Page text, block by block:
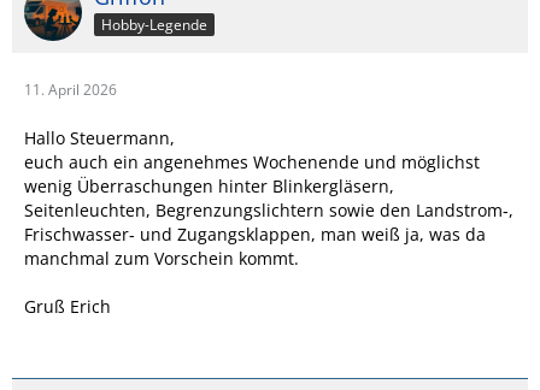
Hobby-Legende
11. April 2026
Hallo Steuermann,
euch auch ein angenehmes Wochenende und möglichst
wenig Überraschungen hinter Blinkergläsern,
Seitenleuchten, Begrenzungslichtern sowie den Landstrom‑,
Frischwasser‑ und Zugangsklappen, man weiß ja, was da
manchmal zum Vorschein kommt.
Gruß Erich